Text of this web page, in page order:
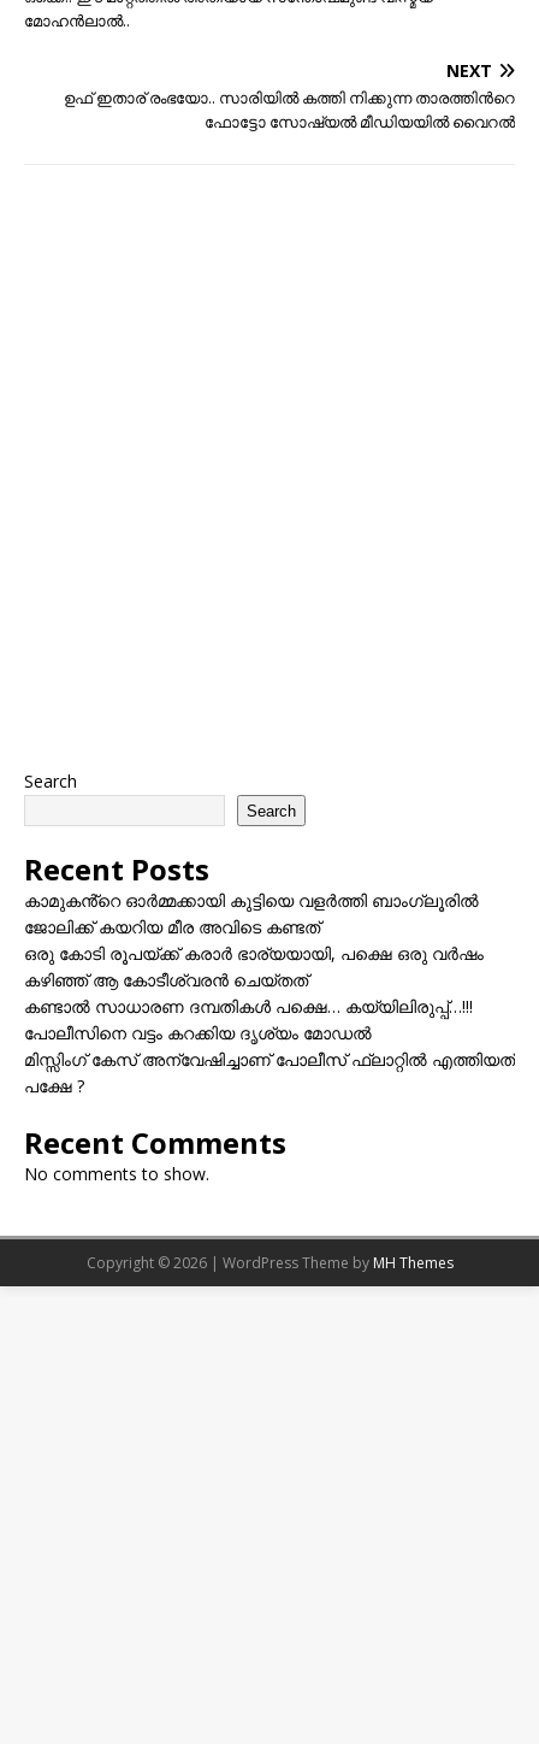
മോഹന്‍ലാല്‍..
NEXT
ഉഫ് ഇതാര് രംഭയോ.. സാരിയിൽ കത്തി നിക്കുന്ന താരത്തിന്‍റെ
ഫോട്ടോ സോഷ്യൽ മീഡിയയിൽ വൈറൽ
Search
Search
Recent Posts
കാമുകൻ്റെ ഓർമ്മക്കായി കുട്ടിയെ വളർത്തി ബാംഗ്ലൂരിൽ
ജോലിക്ക് കയറിയ മീര അവിടെ കണ്ടത്
ഒരു കോടി രൂപയ്ക്ക് കരാർ ഭാര്യയായി, പക്ഷെ ഒരു വർഷം
കഴിഞ്ഞ് ആ കോടീശ്വരൻ ചെയ്തത്
കണ്ടാൽ സാധാരണ ദമ്പതികൾ പക്ഷെ… കയ്യിലിരുപ്പ്…!!!
പോലീസിനെ വട്ടം കറക്കിയ ദൃശ്യം മോഡല്‍
മിസ്സിംഗ് കേസ് അന്വേഷിച്ചാണ് പോലീസ് ഫ്ലാറ്റിൽ എത്തിയത്
പക്ഷേ ?
Recent Comments
No comments to show.
Copyright © 2026 | WordPress Theme by MH Themes